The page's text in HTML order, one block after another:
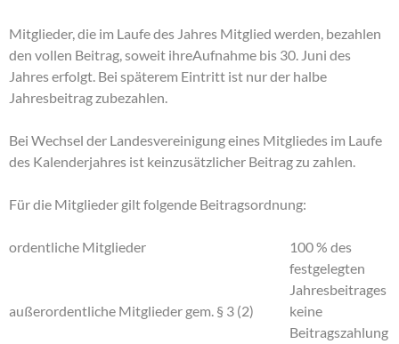
Mitglieder, die im Laufe des Jahres Mitglied werden, bezahlen
den vollen Beitrag, soweit ihreAufnahme bis 30. Juni des
Jahres erfolgt. Bei späterem Eintritt ist nur der halbe
Jahresbeitrag zubezahlen.
Bei Wechsel der Landesvereinigung eines Mitgliedes im Laufe
des Kalenderjahres ist keinzusätzlicher Beitrag zu zahlen.
Für die Mitglieder gilt folgende Beitragsordnung:
ordentliche Mitglieder
100 % des
festgelegten
Jahresbeitrages
außerordentliche Mitglieder gem. § 3 (2)
keine
Beitragszahlung